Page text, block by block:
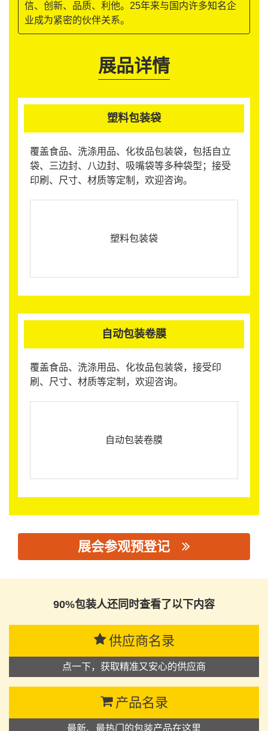
信、创新、品质、利他。25年来与国内许多知名企
业成为紧密的伙伴关系。
展品详情
塑料包装袋
覆盖食品、洗涤用品、化妆品包装袋，包括自立
袋、三边封、八边封、吸嘴袋等多种袋型；接受
印刷、尺寸、材质等定制，欢迎咨询。
塑料包装袋
自动包装卷膜
覆盖食品、洗涤用品、化妆品包装袋，接受印
刷、尺寸、材质等定制，欢迎咨询。
自动包装卷膜
展会参观预登记
90%包装人还同时查看了以下内容
供应商名录
点一下，获取精准又安心的供应商
产品名录
最新、最热门的包装产品在这里